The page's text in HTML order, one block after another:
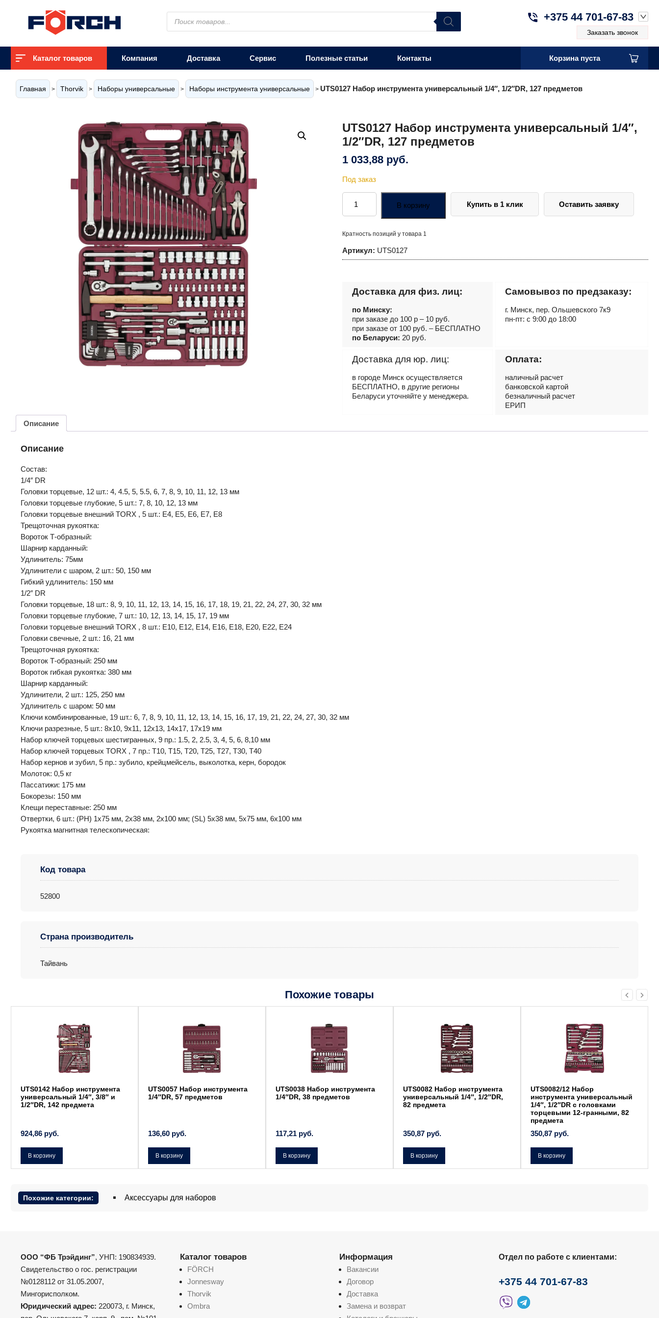
Поиск
товаров
+375 44 701-67-83
Заказать звонок
Каталог товаров Компания Доставка Сервис Полезные статьи Контакты Корзина пуста
Главная > Thorvik > Наборы универсальные > Наборы инструмента универсальные > UTS0127 Набор инструмента универсальный 1/4″, 1/2″DR, 127 предметов
UTS0127 Набор инструмента универсальный 1/4″,
1/2″DR, 127 предметов
1 033,88 руб.
Под заказ
Количество
товара
UTS0127
Набор
1/4",
127
В корзину Оставить заявку
Купить в 1 клик
Кратность позиций у товара 1
Артикул: UTS0127
Доставка для физ. лиц:
по Минску:
при заказе до 100 р – 10 руб.
при заказе от 100 руб. – БЕСПЛАТНО
по Беларуси: 20 руб.
Самовывоз по предзаказу:
г. Минск, пер. Ольшевского 7к9
пн-пт: с 9:00 до 18:00
Доставка для юр. лиц:
в городе Минск осуществляется
БЕСПЛАТНО, в другие регионы
Беларуси уточняйте у менеджера.
Оплата:
наличный расчет
банковской картой
безналичный расчет
ЕРИП
Описание
Описание
Состав:
1/4″ DR
Головки торцевые, 12 шт.: 4, 4.5, 5, 5.5, 6, 7, 8, 9, 10, 11, 12, 13 мм
Головки торцевые глубокие, 5 шт.: 7, 8, 10, 12, 13 мм
Головки торцевые внешний TORX , 5 шт.: Е4, Е5, Е6, Е7, Е8
Трещоточная рукоятка:
Вороток Т-образный:
Шарнир карданный:
Удлинитель: 75мм
Удлинители с шаром, 2 шт.: 50, 150 мм
Гибкий удлинитель: 150 мм
1/2″ DR
Головки торцевые, 18 шт.: 8, 9, 10, 11, 12, 13, 14, 15, 16, 17, 18, 19, 21, 22, 24, 27, 30, 32 мм
Головки торцевые глубокие, 7 шт.: 10, 12, 13, 14, 15, 17, 19 мм
Головки торцевые внешний TORX , 8 шт.: Е10, Е12, Е14, Е16, Е18, E20, E22, E24
Головки свечные, 2 шт.: 16, 21 мм
Трещоточная рукоятка:
Вороток Т-образный: 250 мм
Вороток гибкая рукоятка: 380 мм
Шарнир карданный:
Удлинители, 2 шт.: 125, 250 мм
Удлинитель с шаром: 50 мм
Ключи комбинированные, 19 шт.: 6, 7, 8, 9, 10, 11, 12, 13, 14, 15, 16, 17, 19, 21, 22, 24, 27, 30, 32 мм
Ключи разрезные, 5 шт.: 8х10, 9х11, 12х13, 14х17, 17х19 мм
Набор ключей торцевых шестигранных, 9 пр.: 1.5, 2, 2.5, 3, 4, 5, 6, 8,10 мм
Набор ключей торцевых TORX , 7 пр.: T10, T15, T20, T25, T27, T30, T40
Набор кернов и зубил, 5 пр.: зубило, крейцмейсель, выколотка, керн, бородок
Молоток: 0,5 кг
Пассатижи: 175 мм
Бокорезы: 150 мм
Клещи переставные: 250 мм
Отвертки, 6 шт.: (PH) 1х75 мм, 2х38 мм, 2х100 мм; (SL) 5х38 мм, 5х75 мм, 6х100 мм
Рукоятка магнитная телескопическая:
Код товара
52800
Страна производитель
Тайвань
Похожие товары
UTS0142 Набор инструмента
универсальный 1/4″, 3/8″ и
1/2″DR, 142 предмета
924,86 руб.
В корзину
UTS0057 Набор инструмента
1/4″DR, 57 предметов
136,60 руб.
В корзину
UTS0038 Набор инструмента
1/4″DR, 38 предметов
117,21 руб.
В корзину
UTS0082 Набор инструмента
универсальный 1/4″, 1/2″DR,
82 предмета
350,87 руб.
В корзину
UTS0082/12 Набор
инструмента универсальный
1/4″, 1/2″DR с головками
торцевыми 12-гранными, 82
предмета
350,87 руб.
В корзину
Похожие категории: Аксессуары для наборов
ООО “ФБ Трэйдинг”, УНП: 190834939.
Свидетельство о гос. регистрации
№0128112 от 31.05.2007,
Мингорисполком.
Юридический адрес: 220073, г. Минск,
Каталог товаров
FÖRCH
Jonnesway
Thorvik
Ombra
Информация
Вакансии
Договор
Доставка
Замена и возврат
Отдел по работе с клиентами:
+375 44 701-67-83